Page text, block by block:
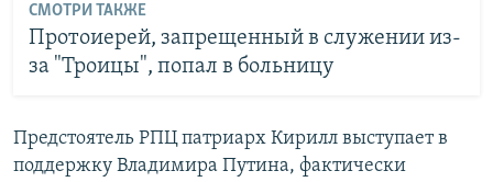
СМОТРИ ТАКЖЕ
Протоиерей, запрещенный в служении из-
за "Троицы", попал в больницу
Предстоятель РПЦ патриарх Кирилл выступает в
поддержку Владимира Путина, фактически